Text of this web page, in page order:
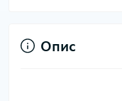
Опис